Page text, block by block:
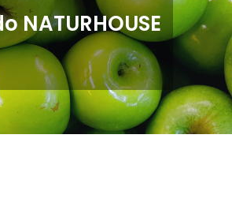
NATURHOUSE